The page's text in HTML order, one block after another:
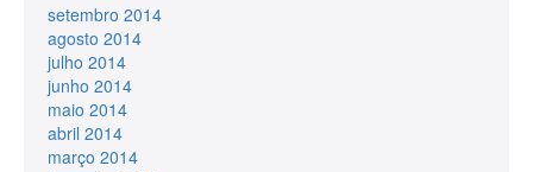
setembro 2014
agosto 2014
julho 2014
junho 2014
maio 2014
abril 2014
março 2014